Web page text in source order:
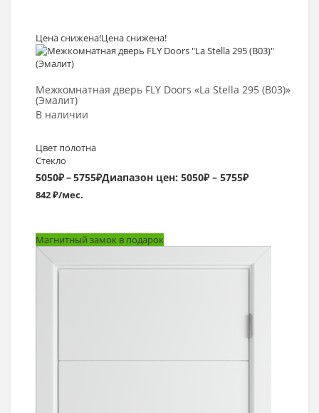
Цена снижена!Цена снижена!
Межкомнатная дверь FLY Doors «La Stella 295 (B03)»
(Эмалит)
В наличии
Цвет полотна
Стекло
5050₽–5755₽Диапазон цен: 5050₽ – 5755₽
842 ₽/мес.
Выбрать >
Магнитный замок в подарок